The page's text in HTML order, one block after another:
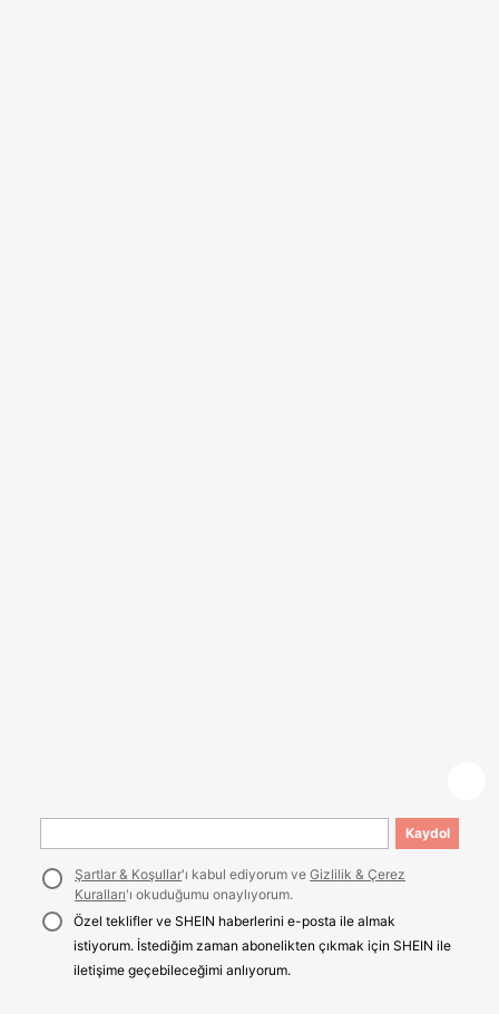
Kaydol
Şartlar & Koşullar'ı kabul ediyorum veGizlilik & Çerez
Kuralları'ı okuduğumu onaylıyorum.
Özel teklifler ve SHEIN haberlerini e-posta ile almak
istiyorum. İstediğim zaman abonelikten çıkmak için SHEIN ile
iletişime geçebileceğimi anlıyorum.